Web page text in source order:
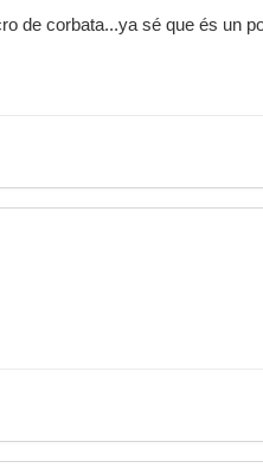
de corbata...ya sé que és un